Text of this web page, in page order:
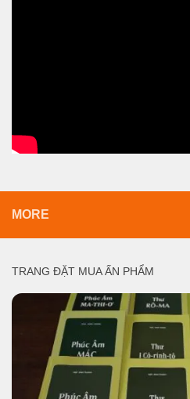
MORE
TRANG ĐẶT MUA ẤN PHẨM